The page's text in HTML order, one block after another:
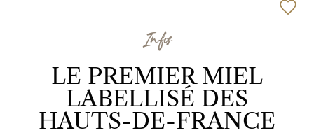
Infos
LE PREMIER MIEL
LABELLISÉ DES
HAUTS-DE-FRANCE